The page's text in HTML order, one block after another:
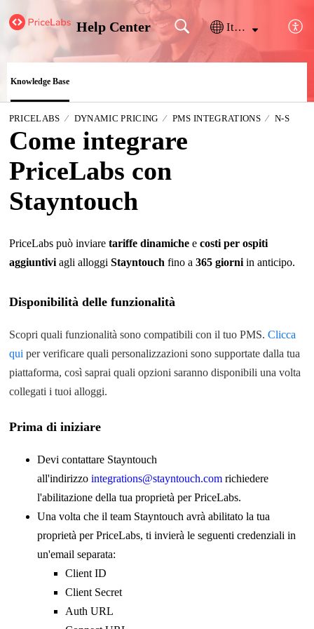
Help Center Italiano
Knowledge Base
PRICELABS DYNAMIC PRICING PMS INTEGRATIONS N-S
Come integrare
PriceLabs con
Stayntouch
PriceLabs può inviare tariffe dinamichee costi per ospiti
aggiuntiviagli alloggi Stayntouch fino a 365 giorniin anticipo.
Disponibilità delle funzionalità
Scopri quali funzionalità sono compatibili con il tuo PMS. Clicca
qui per verificare quali personalizzazioni sono supportate dalla tua
piattaforma, così saprai quali opzioni saranno disponibili una volta
collegati i tuoi alloggi.
Prima di iniziare
Devi contattare Stayntouch
all'indirizzo integrations@stayntouch.comrichiedere
l'abilitazione della tua proprietà per PriceLabs.
Una volta che il team Stayntouch avrà abilitato la tua
proprietà per PriceLabs, ti invierà le seguenti credenziali in
un'email separata:
Client ID
Client Secret
Auth URL